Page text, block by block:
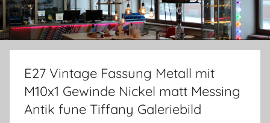
E27 Vintage Fassung Metall mit
M10x1 Gewinde Nickel matt Messing
Antik fune Tiffany Galeriebild